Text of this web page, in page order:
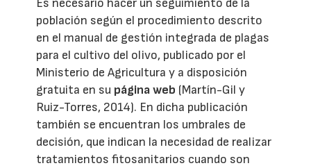
Es necesario hacer un seguimiento de la
población según el procedimiento descrito
en el manual de gestión integrada de plagas
para el cultivo del olivo, publicado por el
Ministerio de Agricultura y a disposición
gratuita en su página web (Martín-Gil y
Ruiz-Torres, 2014). En dicha publicación
también se encuentran los umbrales de
decisión, que indican la necesidad de realizar
tratamientos fitosanitarios cuando son